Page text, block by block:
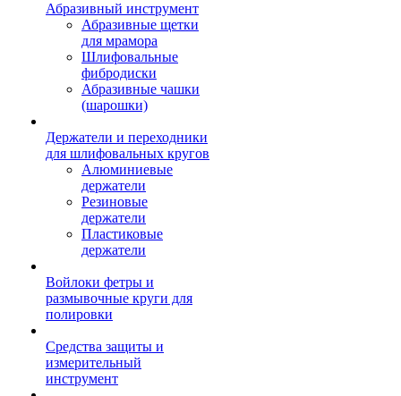
Абразивный инструмент
Абразивные щетки
для мрамора
Шлифовальные
фибродиски
Абразивные чашки
(шарошки)
Держатели и переходники
для шлифовальных кругов
Алюминиевые
держатели
Резиновые
держатели
Пластиковые
держатели
Войлоки фетры и
размывочные круги для
полировки
Средства защиты и
измерительный
инструмент